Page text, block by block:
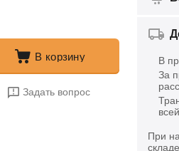
В корзину
Задать вопрос
В
За
При